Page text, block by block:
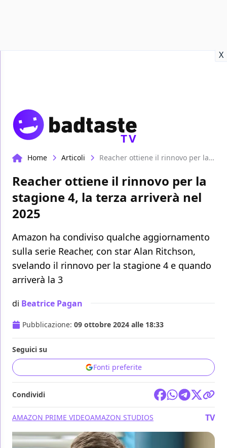
X
TV
Home Articoli Reacher ottiene il rinnovo per la stagione 4, la terza arriverà nel 2025
Reacher ottiene il rinnovo per la
stagione 4, la terza arriverà nel
2025
Amazon ha condiviso qualche aggiornamento
sulla serie Reacher, con star Alan Ritchson,
svelando il rinnovo per la stagione 4 e quando
arriverà la 3
di Beatrice Pagan
Pubblicazione: 09 ottobre 2024 alle 18:33
Seguici su
Fonti preferite
Condividi
AMAZON PRIME VIDEOAMAZON STUDIOS TV